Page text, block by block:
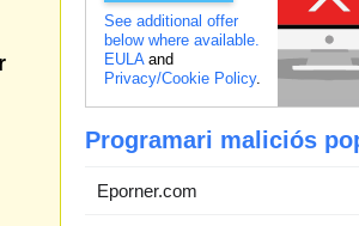
See additional offer
below where available.
EULAand
Privacy/Cookie Policy.
Programari maliciós
Eporner.com